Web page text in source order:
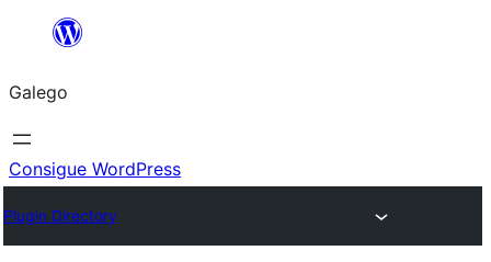
Saltar
contido
Galego
Consigue WordPress
Plugin Directory